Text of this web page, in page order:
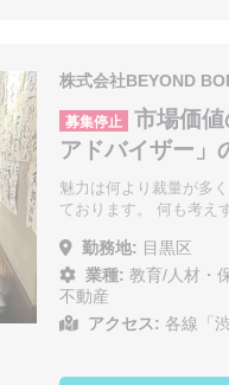
株式会社BEYOND
募集停止 市場価値
アドバイザー」
魅力は何より裁量が多
ております。 何も考え
勤務地: 目黒区
業種: 教育/人材・
不動産
アクセス: 各線「